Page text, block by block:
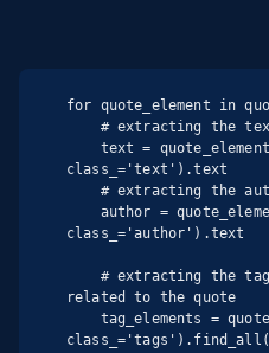
for quote_element in
class_='text').text
class_='author').text
related to the quote